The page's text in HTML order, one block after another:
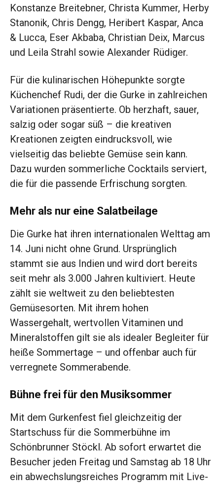
Konstanze Breitebner, Christa Kummer, Herby
Stanonik, Chris Dengg, Heribert Kaspar, Anca
& Lucca, Eser Akbaba, Christian Deix, Marcus
und Leila Strahl sowie Alexander Rüdiger.
Für die kulinarischen Höhepunkte sorgte
Küchenchef Rudi, der die Gurke in zahlreichen
Variationen präsentierte. Ob herzhaft, sauer,
salzig oder sogar süß – die kreativen
Kreationen zeigten eindrucksvoll, wie
vielseitig das beliebte Gemüse sein kann.
Dazu wurden sommerliche Cocktails serviert,
die für die passende Erfrischung sorgten.
Mehr als nur eine Salatbeilage
Die Gurke hat ihren internationalen Welttag am
14. Juni nicht ohne Grund. Ursprünglich
stammt sie aus Indien und wird dort bereits
seit mehr als 3.000 Jahren kultiviert. Heute
zählt sie weltweit zu den beliebtesten
Gemüsesorten. Mit ihrem hohen
Wassergehalt, wertvollen Vitaminen und
Mineralstoffen gilt sie als idealer Begleiter für
heiße Sommertage – und offenbar auch für
verregnete Sommerabende.
Bühne frei für den Musiksommer
Mit dem Gurkenfest fiel gleichzeitig der
Startschuss für die Sommerbühne im
Schönbrunner Stöckl. Ab sofort erwartet die
Besucher jeden Freitag und Samstag ab 18 Uhr
ein abwechslungsreiches Programm mit Live-